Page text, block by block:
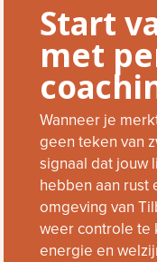
Start
met
Wanneer je
geen teken van
signaal dat jouw
hebben aan rust
omgeving van
weer controle te
energie en